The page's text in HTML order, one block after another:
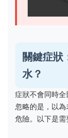
關鍵症狀
水？
症狀不會同時
忽略的是，以
危險。以下是需